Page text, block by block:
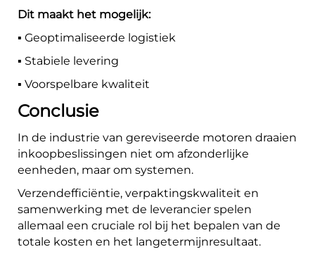
Dit maakt het mogelijk:
▪️ Geoptimaliseerde logistiek
▪️ Stabiele levering
▪️ Voorspelbare kwaliteit
Conclusie
In de industrie van gereviseerde motoren draaien
inkoopbeslissingen niet om afzonderlijke
eenheden, maar om systemen.
Verzendefficiëntie, verpaktingskwaliteit en
samenwerking met de leverancier spelen
allemaal een cruciale rol bij het bepalen van de
totale kosten en het langetermijnresultaat.